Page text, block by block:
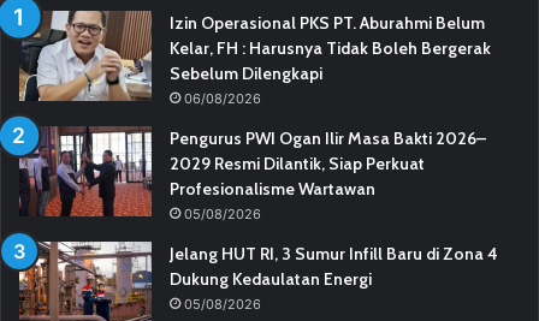
Izin Operasional PKS PT. Aburahmi Belum
Kelar, FH : Harusnya Tidak Boleh Bergerak
Sebelum Dilengkapi
06/08/2026
Pengurus PWI Ogan Ilir Masa Bakti 2026–
2029 Resmi Dilantik, Siap Perkuat
Profesionalisme Wartawan
05/08/2026
Jelang HUT RI, 3 Sumur Infill Baru di Zona 4
Dukung Kedaulatan Energi
05/08/2026